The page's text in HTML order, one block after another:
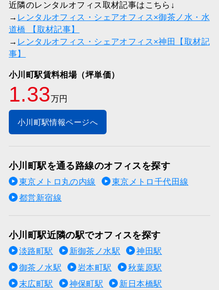
近隣のレンタルオフィス取材記事はこちら↓
→ レンタルオフィス・シェアオフィス×御茶ノ水・水
道橋 【取材記事】
→ レンタルオフィス・シェアオフィス×神田【取材記
事】
小川町駅賃料相場（坪単価）
1.33万円
小川町駅情報ページへ
小川町駅を通る路線のオフィスを探す
東京メトロ丸の内線
東京メトロ千代田線
都営新宿線
小川町駅近隣の駅でオフィスを探す
淡路町駅 新御茶ノ水駅
神田駅
御茶ノ水駅
岩本町駅
秋葉原駅
末広町駅
神保町駅
新日本橋駅